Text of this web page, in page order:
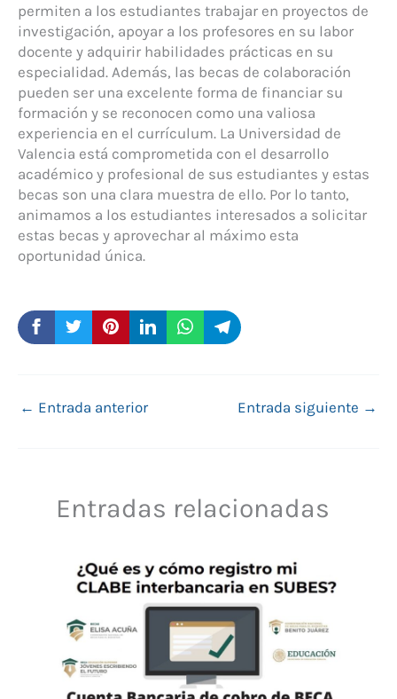
permiten a los estudiantes trabajar en proyectos de
investigación, apoyar a los profesores en su labor
docente y adquirir habilidades prácticas en su
especialidad. Además, las becas de colaboración
pueden ser una excelente forma de financiar su
formación y se reconocen como una valiosa
experiencia en el currículum. La Universidad de
Valencia está comprometida con el desarrollo
académico y profesional de sus estudiantes y estas
becas son una clara muestra de ello. Por lo tanto,
animamos a los estudiantes interesados a solicitar
estas becas y aprovechar al máximo esta
oportunidad única.
← Entrada anterior Entrada siguiente →
Entradas relacionadas